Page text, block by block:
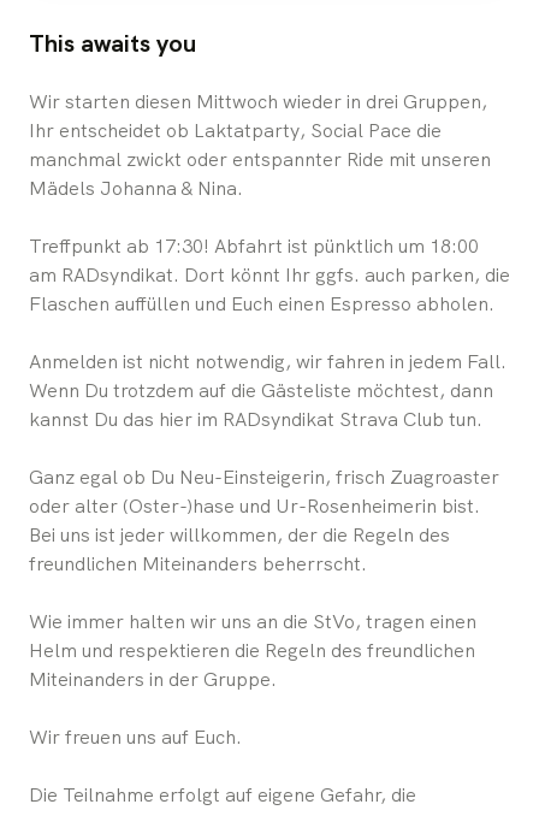
This awaits you
Wir starten diesen Mittwoch wieder in drei Gruppen,
Ihr entscheidet ob Laktatparty, Social Pace die
manchmal zwickt oder entspannter Ride mit unseren
Mädels Johanna & Nina.
Treffpunkt ab 17:30! Abfahrt ist pünktlich um 18:00
am RADsyndikat. Dort könnt Ihr ggfs. auch parken, die
Flaschen auffüllen und Euch einen Espresso abholen.
Anmelden ist nicht notwendig, wir fahren in jedem Fall.
Wenn Du trotzdem auf die Gästeliste möchtest, dann
kannst Du das hier im RADsyndikat Strava Club tun.
Ganz egal ob Du Neu-Einsteigerin, frisch Zuagroaster
oder alter (Oster-)hase und Ur-Rosenheimerin bist.
Bei uns ist jeder willkommen, der die Regeln des
freundlichen Miteinanders beherrscht.
Wie immer halten wir uns an die StVo, tragen einen
Helm und respektieren die Regeln des freundlichen
Miteinanders in der Gruppe.
Wir freuen uns auf Euch.
Die Teilnahme erfolgt auf eigene Gefahr, die